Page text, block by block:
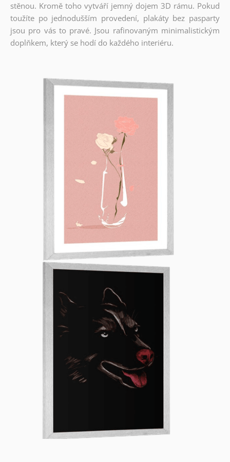
stěnou. Kromě toho vytváří jemný dojem 3D rámu. Pokud
toužíte po jednodušším provedení, plakáty bez pasparty
jsou pro vás to pravé. Jsou rafinovaným minimalistickým
doplňkem, který se hodí do každého interiéru.